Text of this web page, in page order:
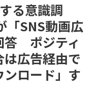
る意識調
SNS動画広
答 ポジティ
広告経由で
ンロード」す